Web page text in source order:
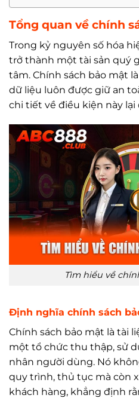
Tổng quan về chính
Trong kỷ nguyên số hóa
trở thành một tài sản quý
tâm. Chính sách bảo mật
dữ liệu luôn được giữ an
chi tiết về điều kiện này
Tìm hiểu về
Định nghĩa chính sách
Chính sách bảo mật là tài
một tổ chức thu thập, sử
nhân người dùng. Nó
quy trình, thủ tục mà còn
khách hàng, khẳng định